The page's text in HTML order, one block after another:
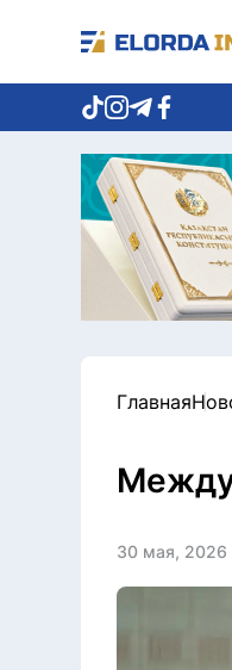
Главная
30 мая, 2026